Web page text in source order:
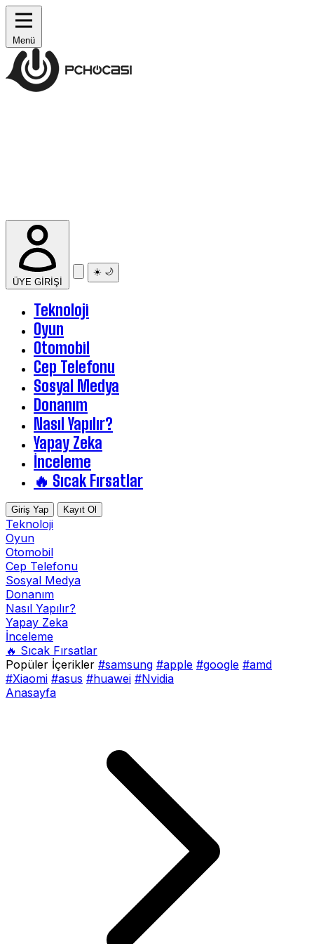
Menü
ÜYE GİRİŞİ
☀️ 🌙
Teknoloji
Oyun
Otomobil
Cep Telefonu
Sosyal Medya
Donanım
Nasıl Yapılır?
Yapay Zeka
İnceleme
🔥 Sıcak Fırsatlar
Giriş Yap Kayıt Ol
Teknoloji
Oyun
Otomobil
Cep Telefonu
Sosyal Medya
Donanım
Nasıl Yapılır?
Yapay Zeka
İnceleme
🔥 Sıcak Fırsatlar
Popüler İçerikler #samsung #apple #google #amd
#Xiaomi #asus #huawei #Nvidia
Anasayfa